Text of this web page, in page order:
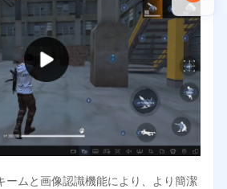
ームと画像認識機能により、より簡潔